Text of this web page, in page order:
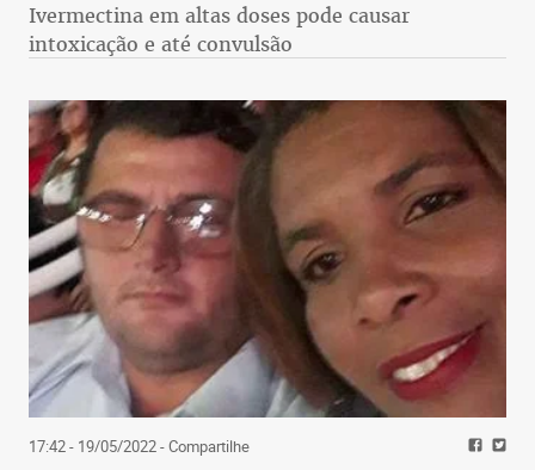
Ivermectina em altas doses pode causar
intoxicação e até convulsão
17:42 - 19/05/2022- Compartilhe